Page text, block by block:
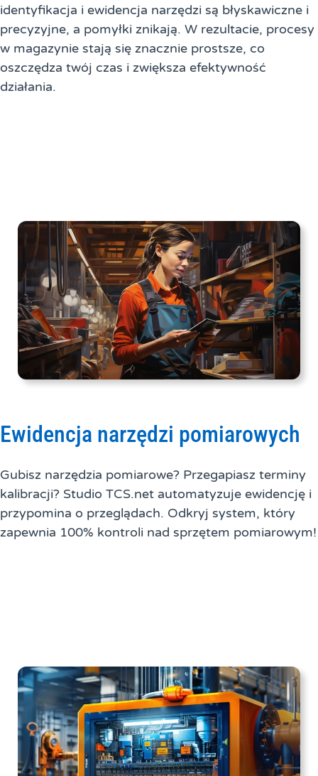
identyfikacja i ewidencja narzędzi są błyskawiczne i
precyzyjne, a pomyłki znikają. W rezultacie, procesy
w magazynie stają się znacznie prostsze, co
oszczędza twój czas i zwiększa efektywność
działania.
Ewidencja narzędzi pomiarowych
Gubisz narzędzia pomiarowe? Przegapiasz terminy
kalibracji? Studio TCS.net automatyzuje ewidencję i
przypomina o przeglądach. Odkryj system, który
zapewnia 100% kontroli nad sprzętem pomiarowym!